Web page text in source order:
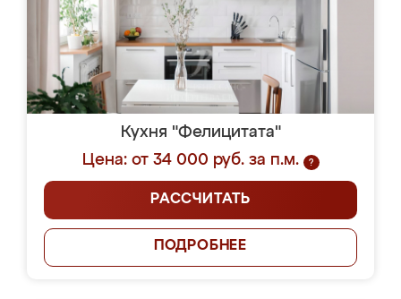
Кухня "Фелицитата"
Цена: от 34 000 руб. за п.м.
?
РАССЧИТАТЬ
ПОДРОБНЕЕ